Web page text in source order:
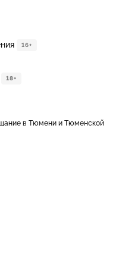
16+
18+
в Тюмени и Тюменской